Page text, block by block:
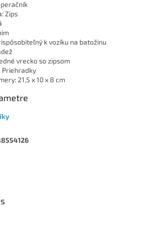
Zips
k vozíku na batožinu
vrecko so zipsom
Priehradky
21,5 x 10 x 8 cm